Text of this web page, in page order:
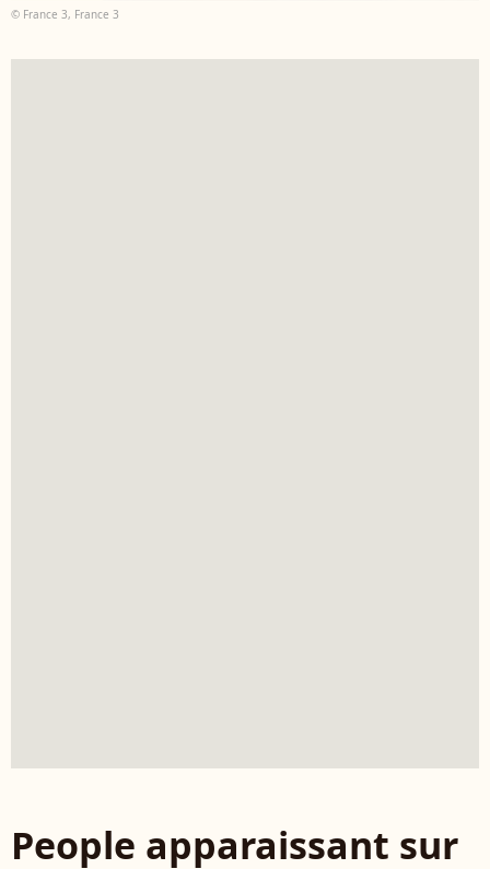
© France 3, France 3
People apparaissant sur